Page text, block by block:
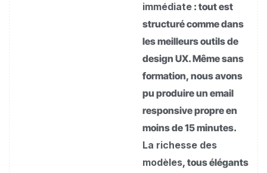
immédiate : tout est
structuré comme dans
les meilleurs outils de
design UX. Même sans
formation, nous avons
pu produire un email
responsive propre en
moins de 15 minutes.
La richesse des
modèles, tous élégants